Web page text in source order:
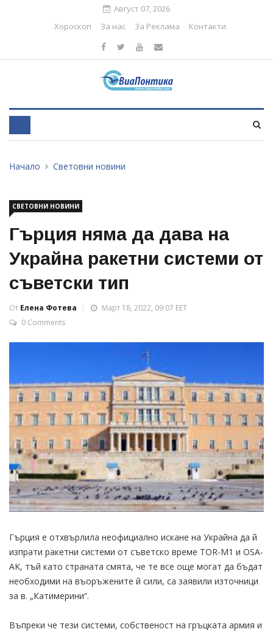
Август 07, 2026
Хороскоп
За нас За Реклама Контакти
Начало Световни новини
СВЕТОВНИ НОВИНИ
Гърция няма да дава на
Украйна ракетни системи от
съветски тип
От Елена Фотева
Март 18, 2022, 09:07 EET
0 Comments
Гърция е отхвърлила неофициално искане на Украйна да й
изпрати ракетни системи от съветско време TOR-Μ1 и OSA-
AK, тъй като страната смята, че те все още могат да бъдат
необходими на въоръжените й сили, са заявили източници
за в. „Катимерини“.
Въпреки че тези системи, собственост на гръцката армия и